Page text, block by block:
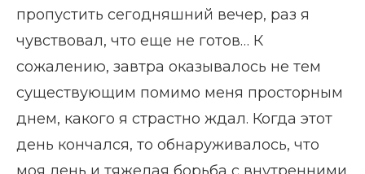
пропустить сегодняшний вечер, раз я
чувствовал, что еще не готов… К
сожалению, завтра оказывалось не тем
существующим помимо меня просторным
днем, какого я страстно ждал. Когда этот
день кончался, то обнаруживалось, что